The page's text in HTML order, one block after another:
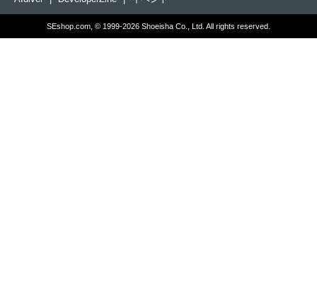
SEshop.com, © 1999-2026 Shoeisha Co., Ltd. All rights reserved.